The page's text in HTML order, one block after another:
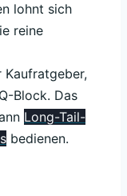
lohnt sich
reine
Kaufratgeber,
Block. Das
Long-Tail-
bedienen.